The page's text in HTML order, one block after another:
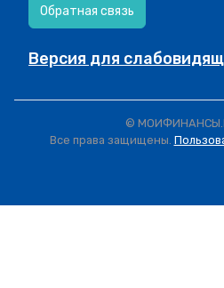
Обратная связь
Версия для
©
Все права защищены.